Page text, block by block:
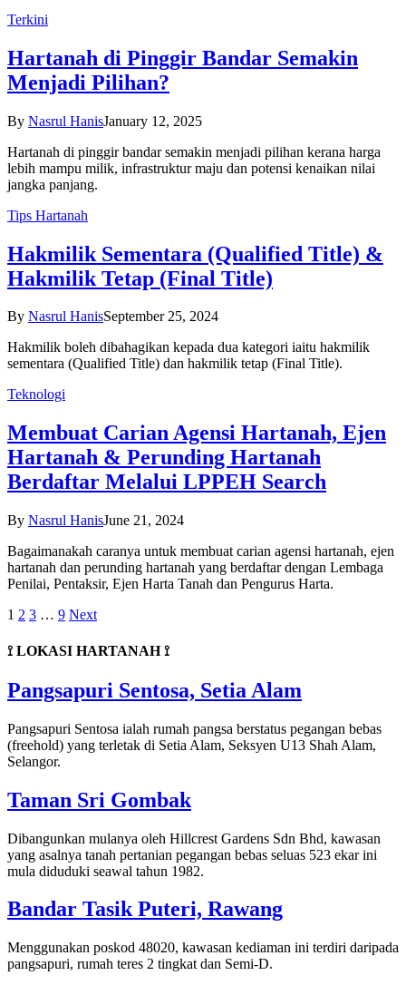
Terkini
Hartanah di Pinggir Bandar Semakin
Menjadi Pilihan?
By Nasrul HanisJanuary 12, 2025
Hartanah di pinggir bandar semakin menjadi pilihan kerana harga
lebih mampu milik, infrastruktur maju dan potensi kenaikan nilai
jangka panjang.
Tips Hartanah
Hakmilik Sementara (Qualified Title) &
Hakmilik Tetap (Final Title)
By Nasrul HanisSeptember 25, 2024
Hakmilik boleh dibahagikan kepada dua kategori iaitu hakmilik
sementara (Qualified Title) dan hakmilik tetap (Final Title).
Teknologi
Membuat Carian Agensi Hartanah, Ejen
Hartanah & Perunding Hartanah
Berdaftar Melalui LPPEH Search
By Nasrul HanisJune 21, 2024
Bagaimanakah caranya untuk membuat carian agensi hartanah, ejen
hartanah dan perunding hartanah yang berdaftar dengan Lembaga
Penilai, Pentaksir, Ejen Harta Tanah dan Pengurus Harta.
1 2 3 … 9 Next
⟟ LOKASI HARTANAH ⟟
Pangsapuri Sentosa, Setia Alam
Pangsapuri Sentosa ialah rumah pangsa berstatus pegangan bebas
(freehold) yang terletak di Setia Alam, Seksyen U13 Shah Alam,
Selangor.
Taman Sri Gombak
Dibangunkan mulanya oleh Hillcrest Gardens Sdn Bhd, kawasan
yang asalnya tanah pertanian pegangan bebas seluas 523 ekar ini
mula diduduki seawal tahun 1982.
Bandar Tasik Puteri, Rawang
Menggunakan poskod 48020, kawasan kediaman ini terdiri daripada
pangsapuri, rumah teres 2 tingkat dan Semi-D.